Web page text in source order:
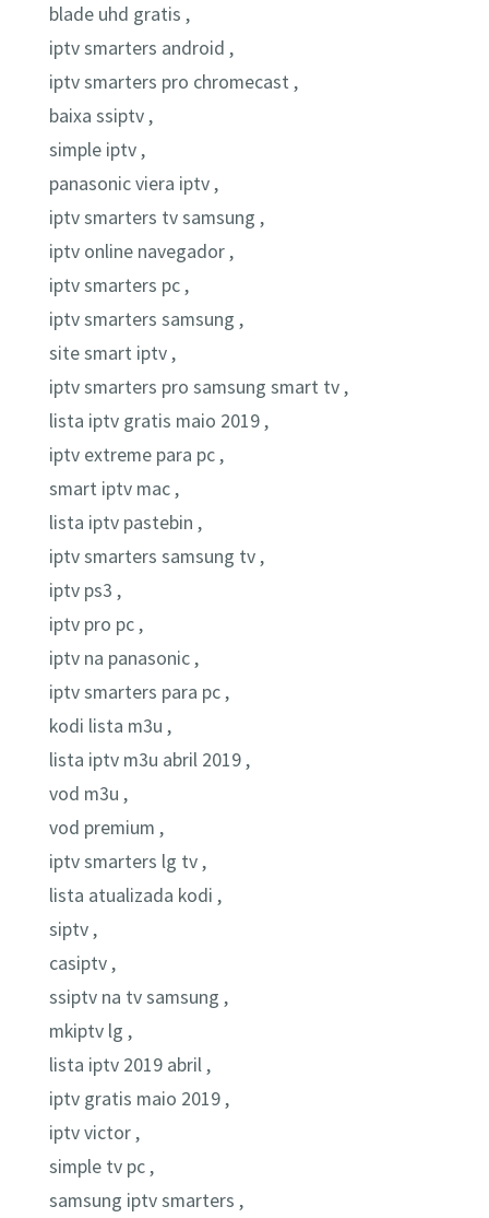
blade uhd gratis ,
iptv smarters android ,
iptv smarters pro chromecast ,
baixa ssiptv ,
simple iptv ,
panasonic viera iptv ,
iptv smarters tv samsung ,
iptv online navegador ,
iptv smarters pc ,
iptv smarters samsung ,
site smart iptv ,
iptv smarters pro samsung smart tv ,
lista iptv gratis maio 2019 ,
iptv extreme para pc ,
smart iptv mac ,
lista iptv pastebin ,
iptv smarters samsung tv ,
iptv ps3 ,
iptv pro pc ,
iptv na panasonic ,
iptv smarters para pc ,
kodi lista m3u ,
lista iptv m3u abril 2019 ,
vod m3u ,
vod premium ,
iptv smarters lg tv ,
lista atualizada kodi ,
siptv ,
casiptv ,
ssiptv na tv samsung ,
mkiptv lg ,
lista iptv 2019 abril ,
iptv gratis maio 2019 ,
iptv victor ,
simple tv pc ,
samsung iptv smarters ,